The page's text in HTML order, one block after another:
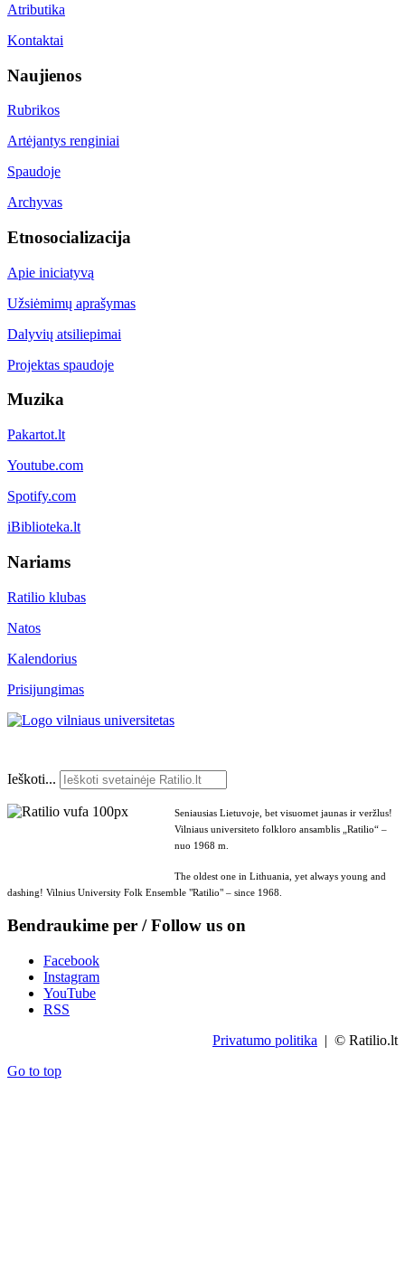
Atributika
Kontaktai
Naujienos
Rubrikos
Artėjantys renginiai
Spaudoje
Archyvas
Etnosocializacija
Apie iniciatyvą
Užsiėmimų aprašymas
Dalyvių atsiliepimai
Projektas spaudoje
Muzika
Pakartot.lt
Youtube.com
Spotify.com
iBiblioteka.lt
Nariams
Ratilio klubas
Natos
Kalendorius
Prisijungimas
Ieškoti...
Seniausias Lietuvoje, bet visuomet jaunas ir veržlus!
Vilniaus universiteto folkloro ansamblis „Ratilio“ –
nuo 1968 m.
The oldest one in Lithuania, yet always young and
dashing! Vilnius University Folk Ensemble "Ratilio" – since 1968.
Bendraukime per / Follow us on
Facebook
Instagram
YouTube
RSS
Privatumo politika | © Ratilio.lt
Go to top